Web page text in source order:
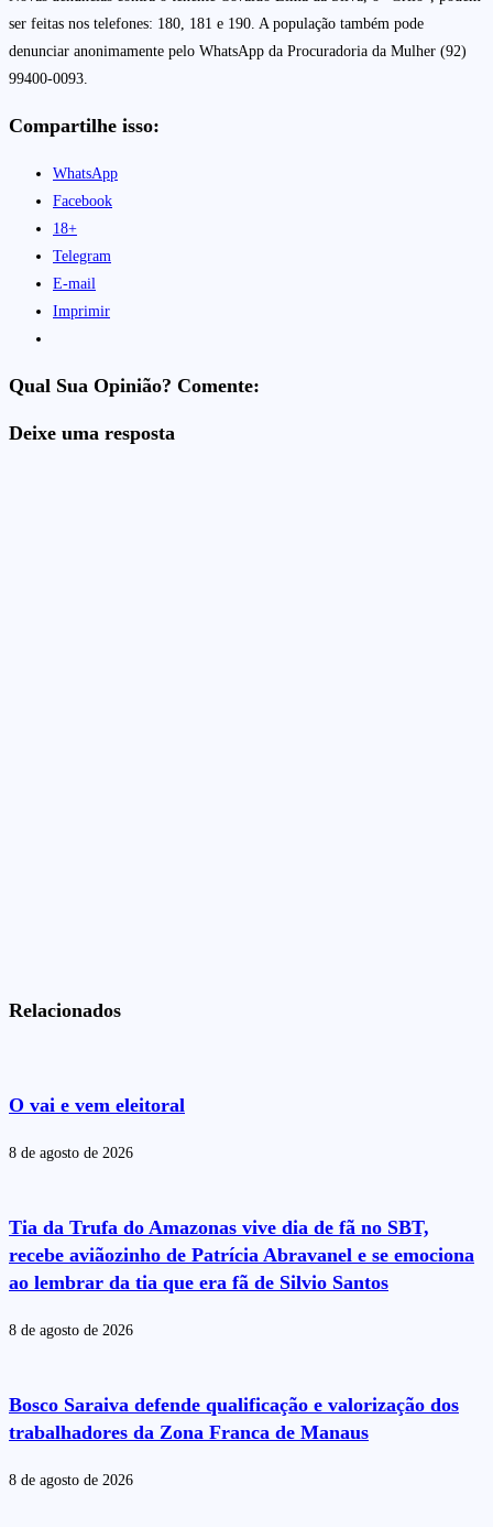
ser feitas nos telefones: 180, 181 e 190. A população também pode
denunciar anonimamente pelo WhatsApp da Procuradoria da Mulher (92)
99400-0093.
Compartilhe isso:
WhatsApp
Facebook
18+
Telegram
E-mail
Imprimir
Qual Sua Opinião? Comente:
Deixe uma resposta
Relacionados
O vai e vem eleitoral
8 de agosto de 2026
Tia da Trufa do Amazonas vive dia de fã no SBT,
recebe aviãozinho de Patrícia Abravanel e se emociona
ao lembrar da tia que era fã de Silvio Santos
8 de agosto de 2026
Bosco Saraiva defende qualificação e valorização dos
trabalhadores da Zona Franca de Manaus
8 de agosto de 2026